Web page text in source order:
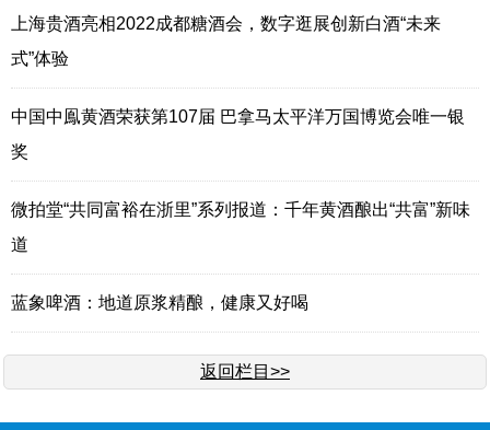
上海贵酒亮相2022成都糖酒会，数字逛展创新白酒“未来
式”体验
中国中鳯黄酒荣获第107届 巴拿马太平洋万国博览会唯一银
奖
微拍堂“共同富裕在浙里”系列报道：千年黄酒酿出“共富”新味
道
蓝象啤酒：地道原浆精酿，健康又好喝
返回栏目>>